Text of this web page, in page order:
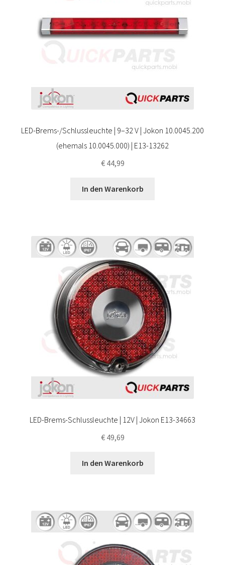
LED-Brems-/Schlussleuchte | 9–32 V | Jokon 10.0045.200
(ehemals 10.0045.000) | E13-13262
€44,99
In den Warenkorb
LED-Brems-Schlussleuchte | 12V | Jokon E13-34663
€49,69
In den Warenkorb